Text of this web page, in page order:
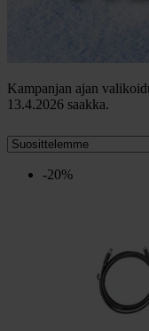
Kampanjan ajan
13.4.2026 saakka.
-20%